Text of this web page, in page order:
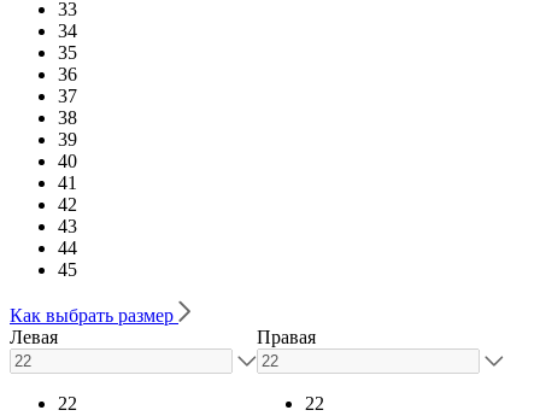
33
34
35
36
37
38
39
40
41
42
43
44
45
Как выбрать размер
Левая
22
Правая
22